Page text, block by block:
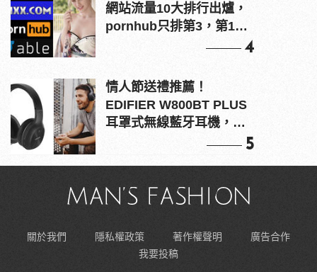
網站流量10大排行出爐，
pornhub只排第3，第1名
4
情人節送禮推薦！
EDIFIER W800BT PLUS
耳罩式無線藍牙耳機，在
5
關於我們 隱私權政策 著作權聲明
廣告合作
我要投稿